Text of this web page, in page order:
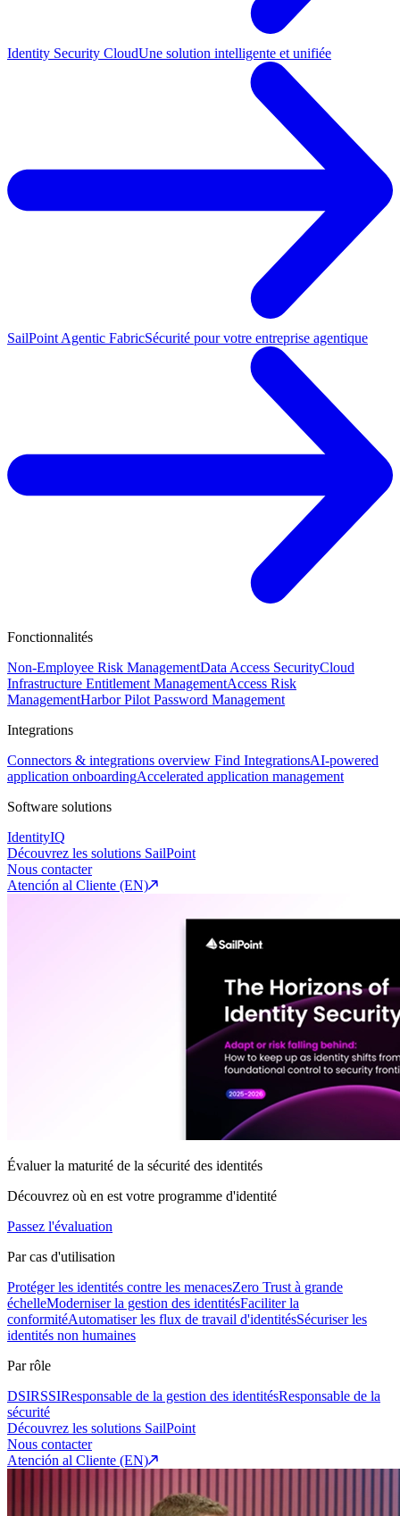
Identity Security CloudUne solution intelligente et unifiée
SailPoint Agentic FabricSécurité pour votre entreprise agentique
Fonctionnalités
Non-Employee Risk ManagementData Access SecurityCloud
Infrastructure Entitlement ManagementAccess Risk
ManagementHarbor Pilot Password Management
Integrations
Connectors & integrations overview Find IntegrationsAI-powered
application onboardingAccelerated application management
Software solutions
IdentityIQ
Découvrez les solutions SailPoint
Nous contacter
Atención al Cliente (EN)
Évaluer la maturité de la sécurité des identités
Découvrez où en est votre programme d'identité
Passez l'évaluation
Par cas d'utilisation
Protéger les identités contre les menacesZero Trust à grande
échelleModerniser la gestion des identitésFaciliter la
conformitéAutomatiser les flux de travail d'identitésSécuriser les
identités non humaines
Par rôle
DSIRSSIResponsable de la gestion des identitésResponsable de la
sécurité
Découvrez les solutions SailPoint
Nous contacter
Atención al Cliente (EN)